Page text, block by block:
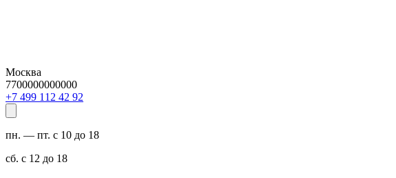
Москва
7700000000000
29 24 211 994 7+
пн. — пт. с 10 до 18
сб. с 12 до 18